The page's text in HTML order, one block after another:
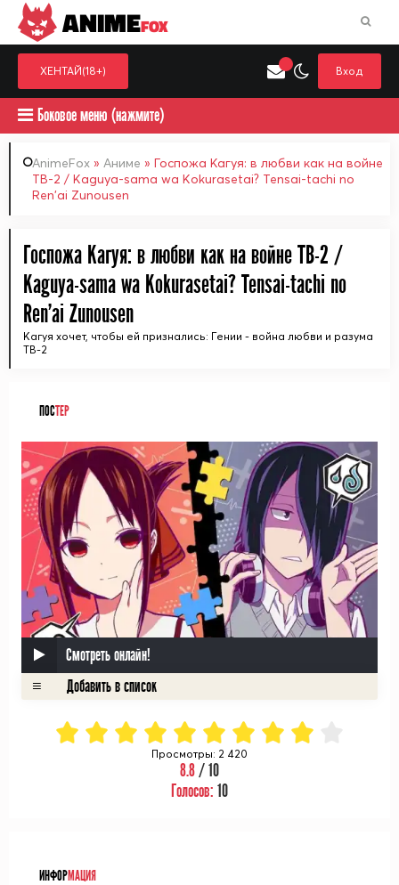
ANIMEFOX
ХЕНТАЙ(18+) Вход
Боковое меню (нажмите)
AnimeFox » Аниме » Госпожа Кагуя: в любви как на войне
ТВ-2 / Kaguya-sama wa Kokurasetai? Tensai-tachi no
Ren'ai Zunousen
Госпожа Кагуя: в любви как на войне ТВ-2 /
Kaguya-sama wa Kokurasetai? Tensai-tachi no
Ren'ai Zunousen
Кагуя хочет, чтобы ей признались: Гении - война любви и разума
ТВ-2
ПОСТЕР
Смотреть онлайн!
Просмотры: 2 420
8.8/ 10
Голосов: 10
ИНФОРМАЦИЯ